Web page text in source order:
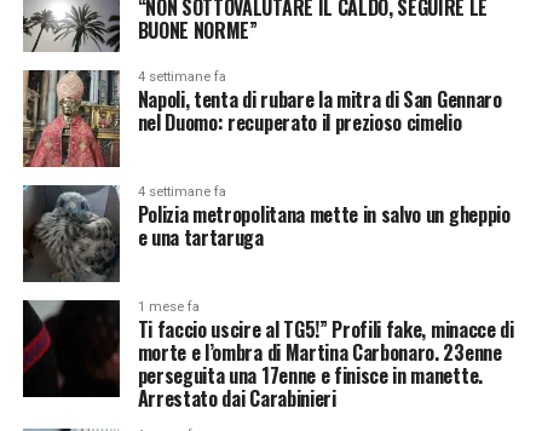
“NON SOTTOVALUTARE IL CALDO, SEGUIRE LE
BUONE NORME”
4 settimane fa
Napoli, tenta di rubare la mitra di San Gennaro
nel Duomo: recuperato il prezioso cimelio
4 settimane fa
Polizia metropolitana mette in salvo un gheppio
e una tartaruga
1 mese fa
Ti faccio uscire al TG5!” Profili fake, minacce di
morte e l’ombra di Martina Carbonaro. 23enne
perseguita una 17enne e finisce in manette.
Arrestato dai Carabinieri